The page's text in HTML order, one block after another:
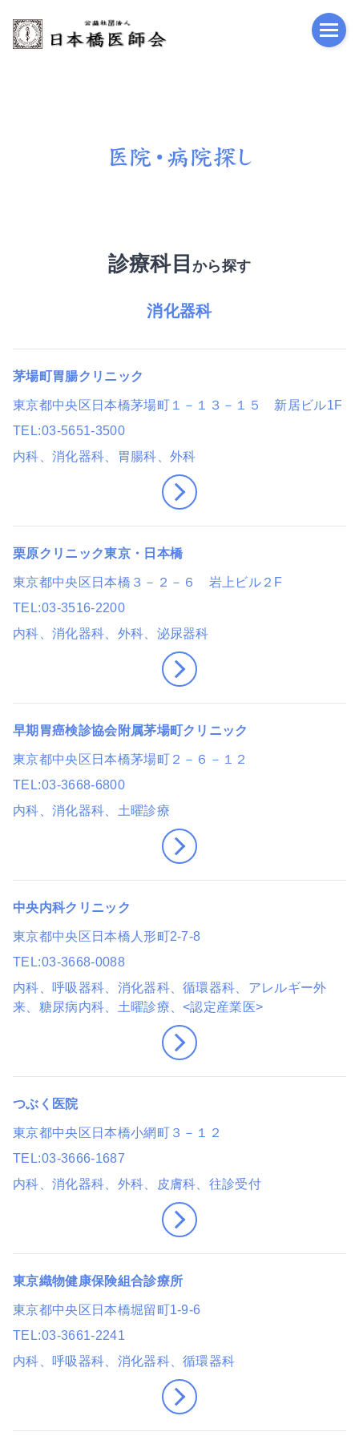
公益
診療科目 から探す
消化器科
茅場町胃腸クリニック
東京都中央区日本橋茅場町１－１３－１５ 新居ビル1F
TEL 03-5651-3500
内科、消化器科、胃腸科、外科
栗原クリニック東京・日本橋
東京都中央区日本橋３－２－６ 岩上ビル２F
TEL 03-3516-2200
内科、消化器科、外科、泌尿器科
早期胃癌検診協会附属茅場町クリニック
東京都中央区日本橋茅場町２－６－１２
TEL 03-3668-6800
内科、消化器科 、土曜診療
中央内科クリニック
東京都中央区日本橋人形町2-7-8
TEL 03-3668-0088
内科、呼吸器科、消化器科、循環器科、アレルギー外
来、糖尿病内科 、土曜診療 、<認定産業医>
つぶく医院
東京都中央区日本橋小網町３－１２
TEL 03-3666-1687
内科、消化器科、外科、皮膚科 、往診受付
東京織物健康保険組合診療所
東京都中央区日本橋堀留町1-9-6
TEL 03-3661-2241
内科、呼吸器科、消化器科、循環器科